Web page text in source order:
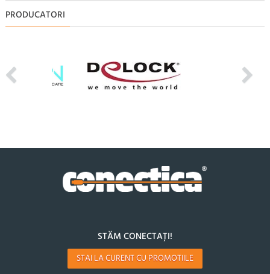
PRODUCATORI
STĂM CONECTAȚI!
STAI LA CURENT CU PROMOTIILE